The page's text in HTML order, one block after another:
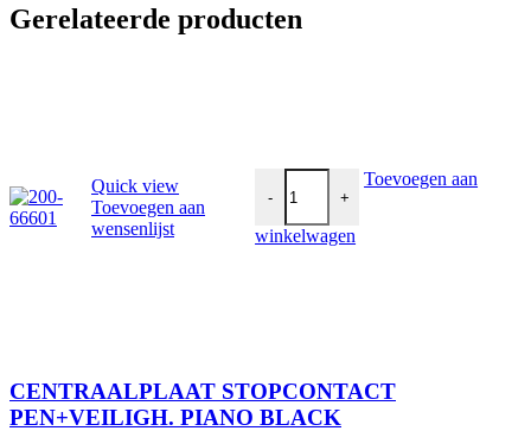
Gerelateerde producten
Quick view
Toevoegen aan
wensenlijst
-
CENTRAALPLAAT
+
Toevoegen aan
winkelwagen
CENTRAALPLAAT STOPCONTACT
PEN+VEILIGH. PIANO BLACK